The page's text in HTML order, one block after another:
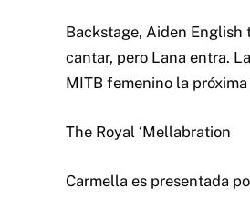
Backstage, Aiden English
cantar, pero Lana entra.
MITB femenino la
The Royal ‘Mellabration
Carmella es presentada